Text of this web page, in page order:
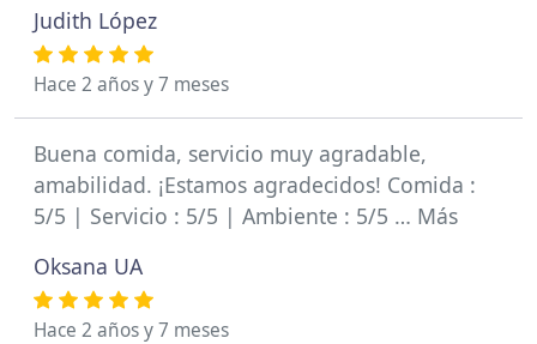
Judith López
Hace 2 años y 7 meses
Buena comida, servicio muy agradable,
amabilidad. ¡Estamos agradecidos! Comida :
5/5 | Servicio : 5/5 | Ambiente : 5/5 … Más
Oksana UA
Hace 2 años y 7 meses